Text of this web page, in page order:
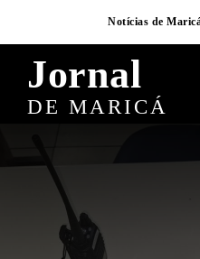
Notícias de
Jornal
DE MARICÁ